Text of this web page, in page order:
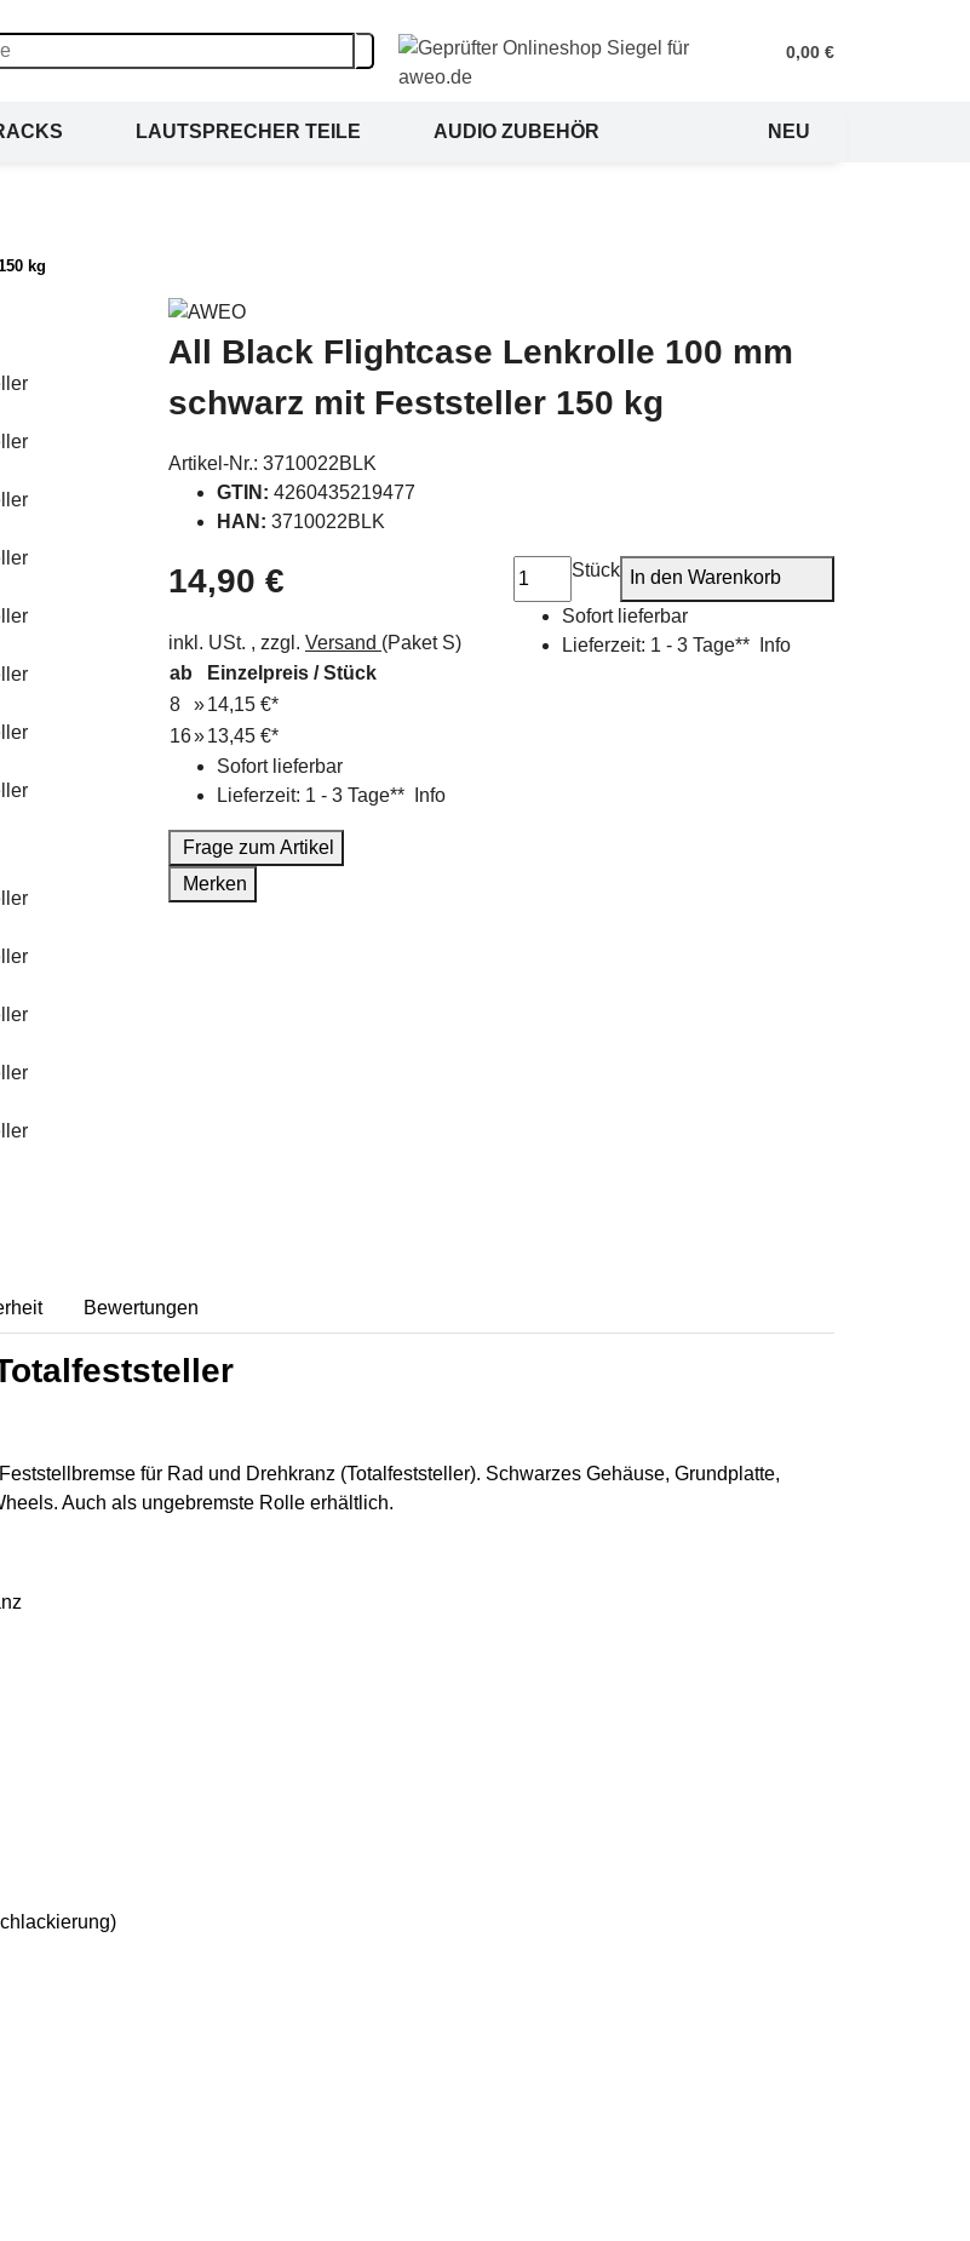
0,00 €
LAUTSPRECHER TEILE AUDIO ZUBEHÖR NEU
kg
All Black Flightcase Lenkrolle 100 mm
schwarz mit Feststeller 150 kg
Artikel-Nr.: 3710022BLK
GTIN: 4260435219477
HAN: 3710022BLK
14,90 €
inkl. USt. , zzgl. Versand (Paket S)
ab
Einzelpreis / Stück
8
»14,15 €*
16»13,45 €*
Sofort lieferbar
Lieferzeit: 1 - 3 Tage** Info
Stück
In den Warenkorb
Sofort lieferbar
Lieferzeit: 1 - 3 Tage** Info
Frage zum Artikel
Merken
Bewertungen
für Rad und Drehkranz (Totalfeststeller). Schwarzes Gehäuse, Grundplatte,
Auch als ungebremste Rolle erhältlich.